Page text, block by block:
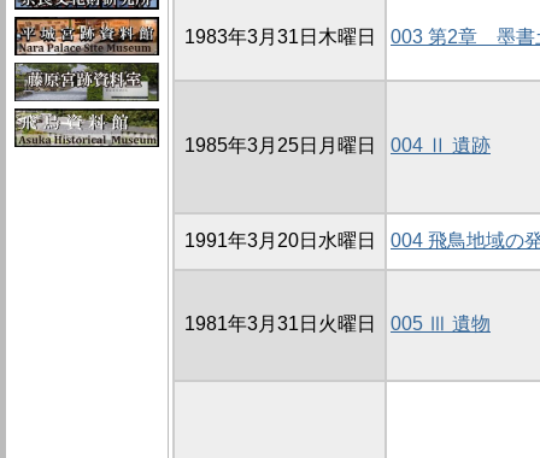
1983年3月31日木曜日 003 第2章 墨書
1985年3月25日月曜日 004 Ⅱ 遺跡
1991年3月20日水曜日 004 飛鳥地域の
1981年3月31日火曜日 005 Ⅲ 遺物